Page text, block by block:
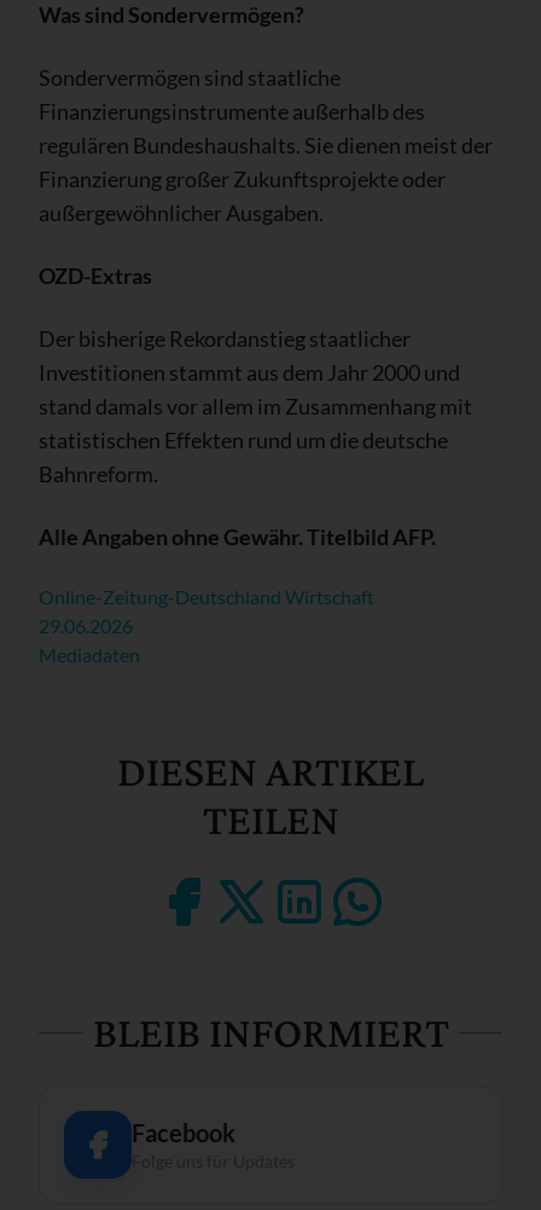
Was sind Sondervermögen?
Sondervermögen sind staatliche
Finanzierungsinstrumente außerhalb des
regulären Bundeshaushalts. Sie dienen meist der
Finanzierung großer Zukunftsprojekte oder
außergewöhnlicher Ausgaben.
OZD-Extras
Der bisherige Rekordanstieg staatlicher
Investitionen stammt aus dem Jahr 2000 und
stand damals vor allem im Zusammenhang mit
statistischen Effekten rund um die deutsche
Bahnreform.
Alle Angaben ohne Gewähr. Titelbild AFP.
Online-Zeitung-Deutschland Wirtschaft
29.06.2026
Mediadaten
DIESEN ARTIKEL
TEILEN
BLEIB INFORMIERT
Facebook